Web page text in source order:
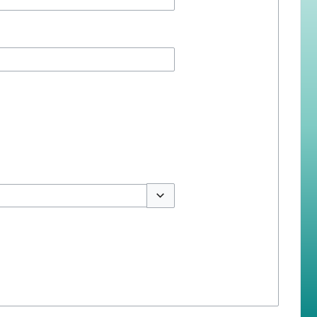
สลับตัวเลือก